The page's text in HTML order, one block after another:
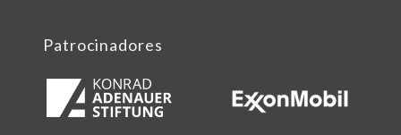
Patrocinadores